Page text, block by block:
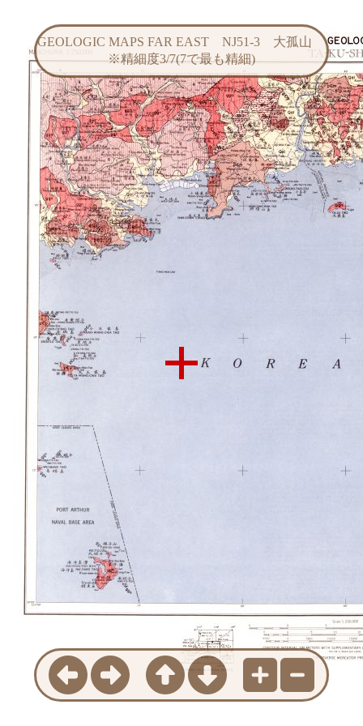
GEOLOGIC MAPS FAR EAST NJ51-3 大孤山
※精細度3/7(7で最も精細)